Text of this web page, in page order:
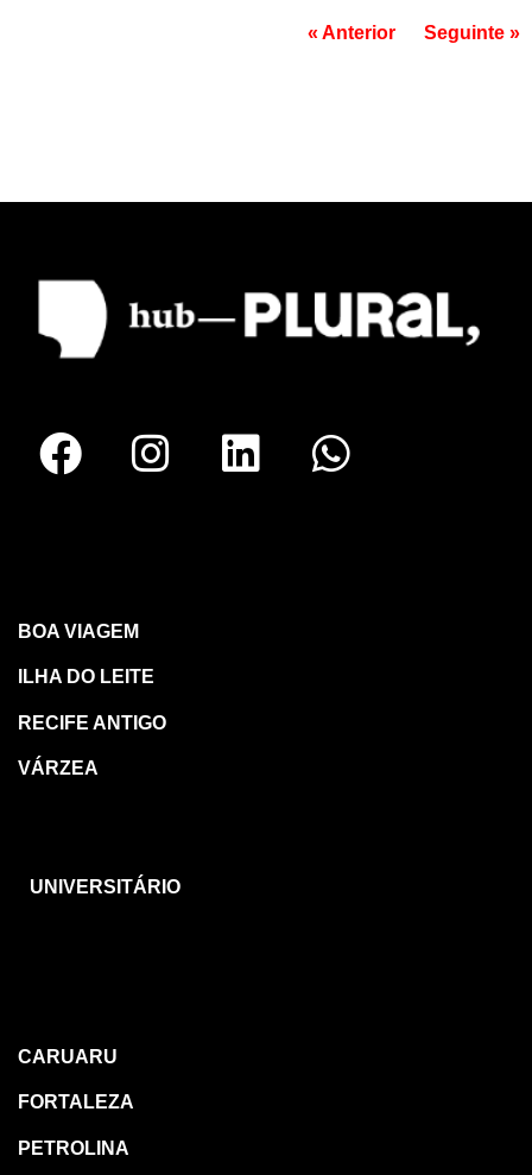
« Anterior Seguinte »
BOA VIAGEM
ILHA DO LEITE
RECIFE ANTIGO
VÁRZEA
UNIVERSITÁRIO
CARUARU
FORTALEZA
PETROLINA